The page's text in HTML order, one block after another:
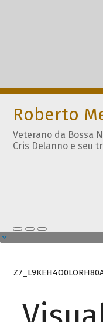
Roberto
Veterano da Bossa
Cris Delanno e seu